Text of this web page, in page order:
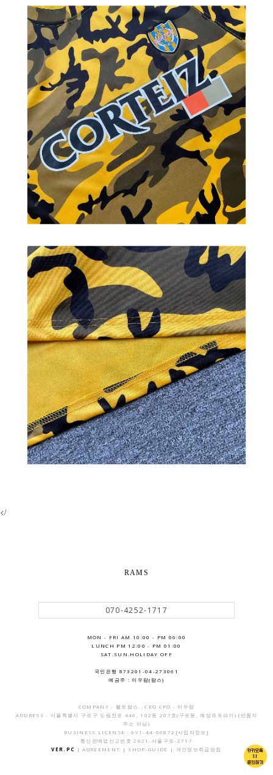
</
RAMS
070-4252-1717
MON - FRI AM 10:00 - PM 06:00
LUNCH PM 12:00 - PM 01:00
SAT.SUN.HOLIDAY OFF
국민은행 873201-04-273061
예금주 : 이우람(람스)
COMPANY - 헬로람스 . CEO CPO - 이우람
ADDRESS - 서울특별시 구로구 도림천로 446, 102동 207호(구로동, 예성유토피아) (반품지
주소 아님)
BUSINESS LICENSE : 691-44-00872 [사업자정보]
통신판매업신고번호 2021-서울구로-2717
VER.PC
|AGREEMENT | SHOP-GUIDE | 개인정보취급방침